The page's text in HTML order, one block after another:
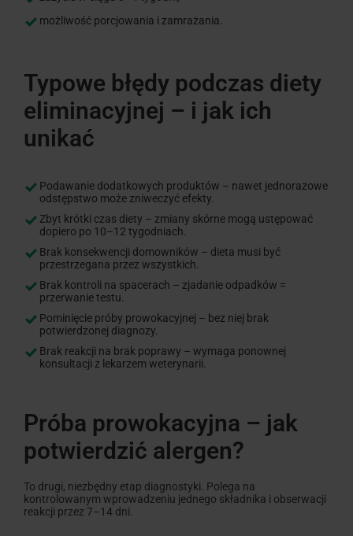
możliwość porcjowania i zamrażania.
Typowe błędy podczas diety
eliminacyjnej – i jak ich
unikać
Podawanie dodatkowych produktów – nawet jednorazowe
odstępstwo może zniweczyć efekty.
Zbyt krótki czas diety – zmiany skórne mogą ustępować
dopiero po 10–12 tygodniach.
Brak konsekwencji domowników – dieta musi być
przestrzegana przez wszystkich.
Brak kontroli na spacerach – zjadanie odpadków =
przerwanie testu.
Pominięcie próby prowokacyjnej – bez niej brak
potwierdzonej diagnozy.
Brak reakcji na brak poprawy – wymaga ponownej
konsultacji z lekarzem weterynarii.
Próba prowokacyjna – jak
potwierdzić alergen?
To drugi, niezbędny etap diagnostyki. Polega na
kontrolowanym wprowadzeniu jednego składnika i obserwacji
reakcji przez 7–14 dni.